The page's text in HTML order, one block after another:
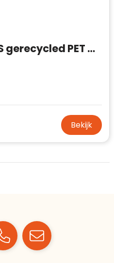
VINGA Minton RCS gerecycled PET warmtekussen
Bekijk